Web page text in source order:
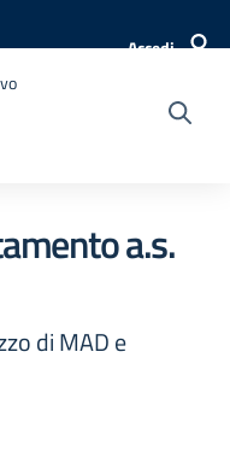
Accedi
a.s.
di MAD e